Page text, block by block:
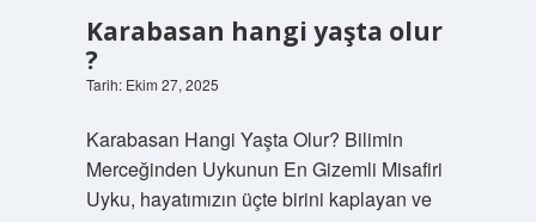
Karabasan hangi yaşta olur
?
Tarih: Ekim 27, 2025
Karabasan Hangi Yaşta Olur? Bilimin
Merceğinden Uykunun En Gizemli Misafiri
Uyku, hayatımızın üçte birini kaplayan ve